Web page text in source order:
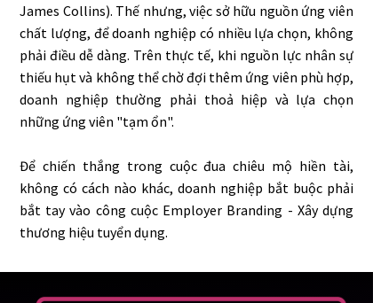
James Collins). Thế nhưng, việc sở hữu nguồn ứng viên
chất lượng, để doanh nghiệp có nhiều lựa chọn, không
phải điều dễ dàng. Trên thực tế, khi nguồn lực nhân sự
thiếu hụt và không thể chờ đợi thêm ứng viên phù hợp,
doanh nghiệp thường phải thoả hiệp và lựa chọn
những ứng viên "tạm ổn".
Để chiến thắng trong cuộc đua chiêu mộ hiền tài,
không có cách nào khác, doanh nghiệp bắt buộc phải
bắt tay vào công cuộc Employer Branding - Xây dựng
thương hiệu tuyển dụng.